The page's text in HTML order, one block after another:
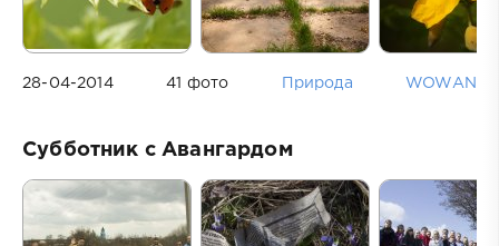
28-04-2014 41 фото Природа WOWAN
Субботник с Авангардом